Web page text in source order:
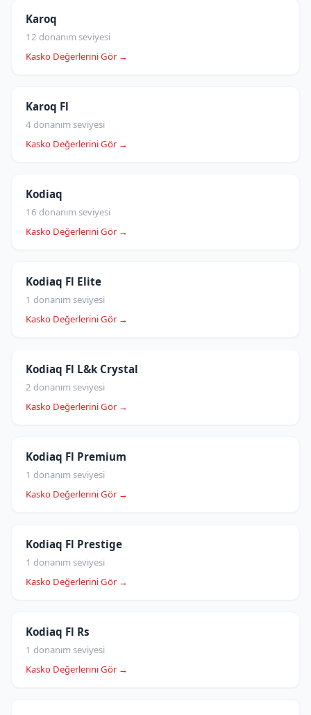
Karoq
12 donanım seviyesi
Kasko Değerlerini Gör →
Karoq Fl
4 donanım seviyesi
Kasko Değerlerini Gör →
Kodiaq
16 donanım seviyesi
Kasko Değerlerini Gör →
Kodiaq Fl Elite
1 donanım seviyesi
Kasko Değerlerini Gör →
Kodiaq Fl L&k Crystal
2 donanım seviyesi
Kasko Değerlerini Gör →
Kodiaq Fl Premium
1 donanım seviyesi
Kasko Değerlerini Gör →
Kodiaq Fl Prestige
1 donanım seviyesi
Kasko Değerlerini Gör →
Kodiaq Fl Rs
1 donanım seviyesi
Kasko Değerlerini Gör →